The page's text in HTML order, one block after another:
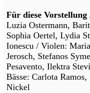
Für diese Vorstellung
Luzia Ostermann,
Sophia Oertel, Lydia
Ionescu / Violen:
Jerosch, Stefanos
Pesavento, Ilektra
Bässe: Carlota
Nickel